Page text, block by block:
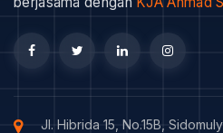
Jl. Hibrida 15, No.15B,